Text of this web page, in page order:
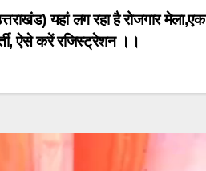
यहां लग रहा है रोजगार मेला,एक
ऐसे करें रजिस्ट्रेशन ।।